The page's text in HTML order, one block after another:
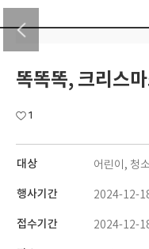
똑똑똑, 크리스
1
대상 어린이, 청
행사기간 2024-12-
접수기간 2024-12-